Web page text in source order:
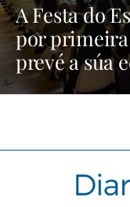
A Festa do
por primeira
prevé a súa